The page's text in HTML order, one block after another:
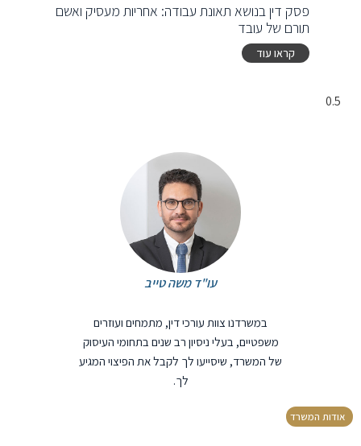
פסק דין בנושא תאונת עבודה: אחריות מעסיק ואשם
תורם של עובד
קראו עוד
עו"ד משה טייב
במשרדנו צוות עורכי דין, מתמחים ועוזרים
משפטיים, בעלי ניסיון רב שנים בתחומי העיסוק
של המשרד, שיסייעו לך לקבל את הפיצוי המגיע
לך.
אודות המשרד